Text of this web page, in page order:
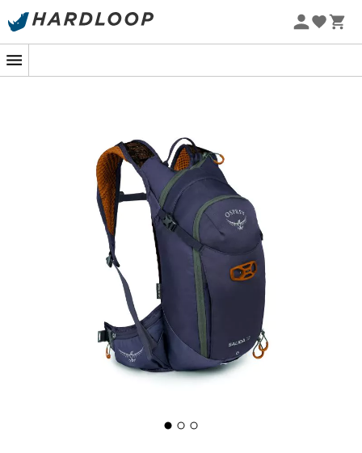
Sommarerbjudanden 🔥 -5 % EXTRA vid köp av 2 produkter*
Ge dig ut på cykeläventyr i flera dagar med